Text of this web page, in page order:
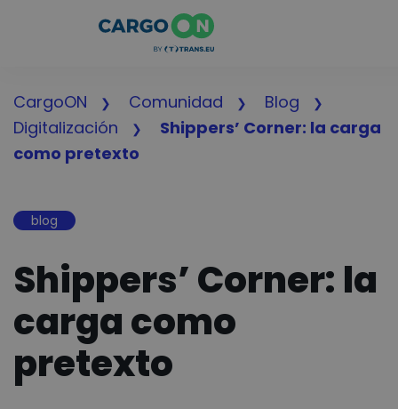
CargoON Comunidad
Blog
Digitalización
Shippers’ Corner: la carga
como pretexto
blog
Shippers’ Corner: la
carga como
pretexto